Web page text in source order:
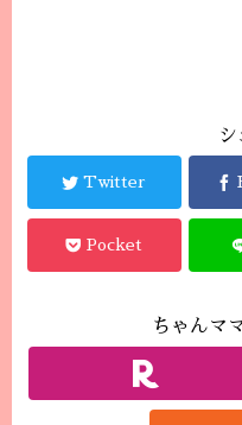
シ
Twitter
Pocket
ちゃんマ